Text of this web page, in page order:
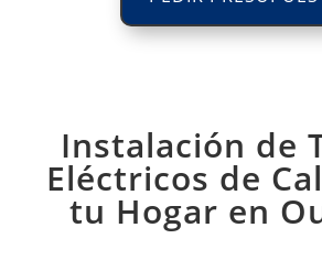
Instalación de
Eléctricos de
tu Hogar en